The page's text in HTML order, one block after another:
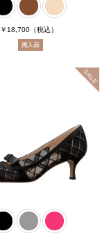
￥18,700（税込）